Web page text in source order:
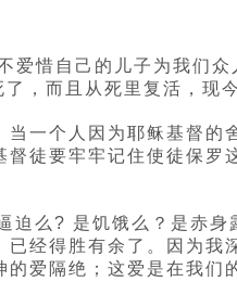
惜自己的儿子为我们
，而且从死里复活，现
一个人因为耶稣基督的
徒要牢牢记住使徒保罗
么? 是饥饿么？是赤
经得胜有余了。因为我
爱隔绝；这爱是在我们